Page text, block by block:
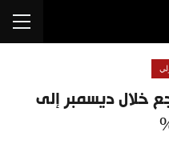
خلال ديسمبر إلى